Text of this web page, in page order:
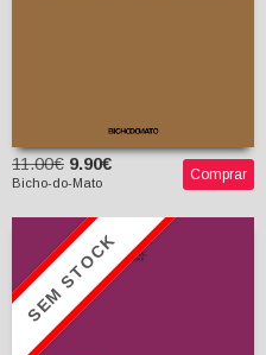
11.00€ 9.90€
Bicho-do-Mato Comprar
SEM STOCKBlackbird